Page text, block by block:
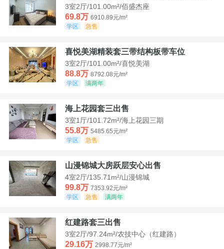
3室2厅/101.00m²/佰盛杰座
69.8万 6910.89元/m²
学区
急售
喜悦美湖精装套三带结构板带车位
3室2厅/101.00m²/喜悦美湖
88.8万 8792.08元/m²
学区
满两年
海上花园套三出售
3室1厅/101.72m²/海上花园三期
55.8万 5485.65元/m²
学区
急售
山漫锦城大房跃层安心出售
4室2厅/135.71m²/山漫锦城
99.8万 7353.92元/m²
学区
急售 满两年
红建路套三出售
3室2厅/97.24m²/农技中心（红建路）
29.16万 2998.77元/m²